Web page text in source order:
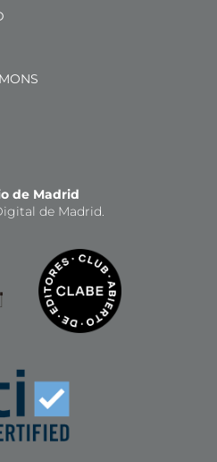
de Madrid
de Madrid.